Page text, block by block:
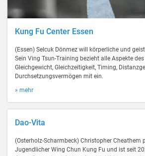
Kung Fu Center Essen
(Essen) Selcuk Dönmez will körperliche und
Sein Ving Tsun-Training bezieht alle Aspekte
Gleichgewicht, Gleichzeitigkeit, Timing,
Durchsetzungsvermögen mit ein.
» mehr
Dao-Vita
(Osterholz-Scharmbeck) Christopher Cheathem
Jugendlicher Wing Chun Kung Fu und ist seit